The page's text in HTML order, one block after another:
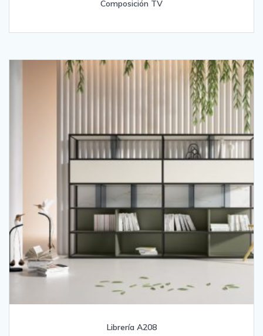
Composición TV
Librería A208